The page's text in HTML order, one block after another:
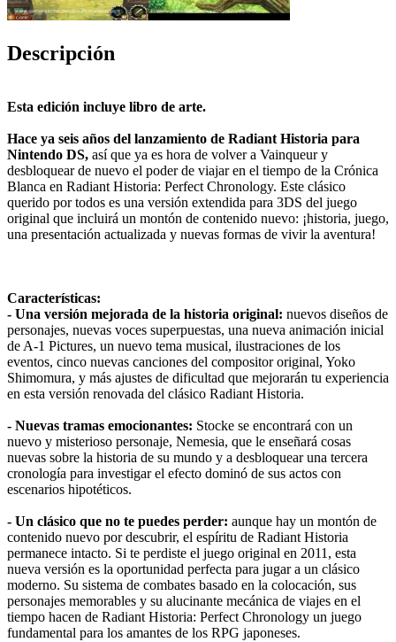
Descripción
Esta edición incluye libro de arte.
Hace ya seis años del lanzamiento de Radiant Historia para
Nintendo DS, así que ya es hora de volver a Vainqueur y
desbloquear de nuevo el poder de viajar en el tiempo de la Crónica
Blanca en Radiant Historia: Perfect Chronology. Este clásico
querido por todos es una versión extendida para 3DS del juego
original que incluirá un montón de contenido nuevo: ¡historia, juego,
una presentación actualizada y nuevas formas de vivir la aventura!
Características:
- Una versión mejorada de la historia original: nuevos diseños de
personajes, nuevas voces superpuestas, una nueva animación inicial
de A-1 Pictures, un nuevo tema musical, ilustraciones de los
eventos, cinco nuevas canciones del compositor original, Yoko
Shimomura, y más ajustes de dificultad que mejorarán tu experiencia
en esta versión renovada del clásico Radiant Historia.
- Nuevas tramas emocionantes: Stocke se encontrará con un
nuevo y misterioso personaje, Nemesia, que le enseñará cosas
nuevas sobre la historia de su mundo y a desbloquear una tercera
cronología para investigar el efecto dominó de sus actos con
escenarios hipotéticos.
- Un clásico que no te puedes perder: aunque hay un montón de
contenido nuevo por descubrir, el espíritu de Radiant Historia
permanece intacto. Si te perdiste el juego original en 2011, esta
nueva versión es la oportunidad perfecta para jugar a un clásico
moderno. Su sistema de combates basado en la colocación, sus
personajes memorables y su alucinante mecánica de viajes en el
tiempo hacen de Radiant Historia: Perfect Chronology un juego
fundamental para los amantes de los RPG japoneses.